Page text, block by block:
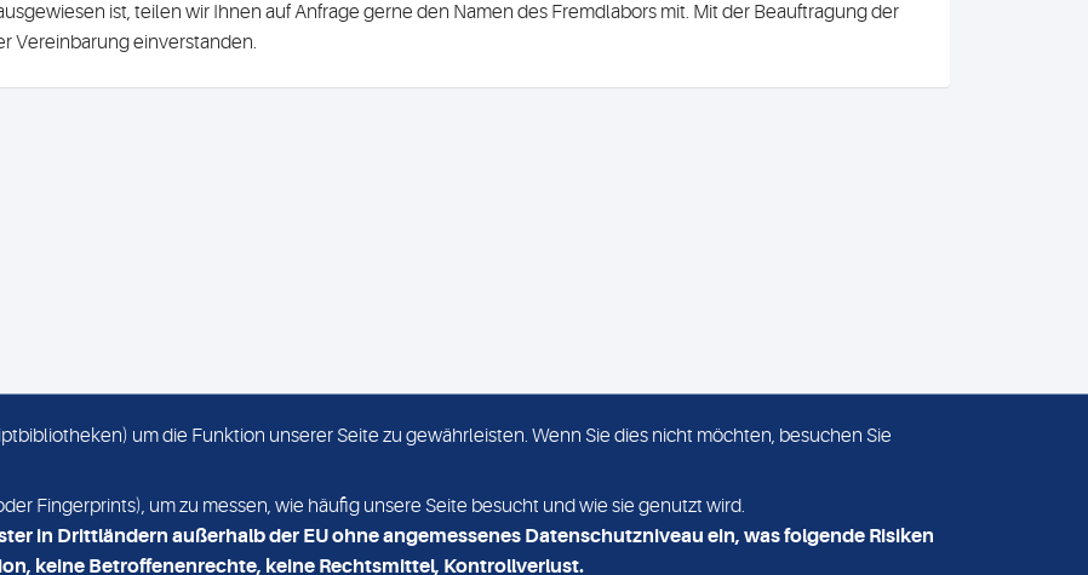
ist, teilen wir Ihnen auf Anfrage gerne den Namen des Fremdlabors mit. Mit der Beauftragung der
Vereinbarung einverstanden.
MVZ Medizinisches Labor
Nord MLN GmbH
um die Funktion unserer Seite zu gewährleisten. Wenn Sie dies nicht möchten, besuchen Sie
Fingerprints), um zu messen, wie häufig unsere Seite besucht und wie sie genutzt wird.
in Drittländern außerhalb der EU ohne angemessenes Datenschutzniveau ein, was folgende Risiken
keine Betroffenenrechte, keine Rechtsmittel, Kontrollverlust.